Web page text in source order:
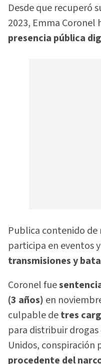
Desde que recuperó
2023, Emma Coronel
presencia pública
Publica contenido de
participa en eventos
transmisiones y
Coronel fue
(3 años) en
culpable detres
para distribuir
Unidos, conspiración
procedente del